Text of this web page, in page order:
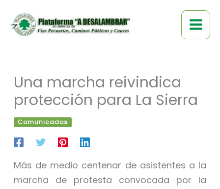
contenido
Una marcha reivindica
protección para La Sierra
Comunicados
Más de medio centenar de asistentes a la
marcha de protesta convocada por la